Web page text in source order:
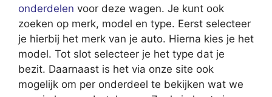
onderdelen voor deze wagen. Je kunt ook
zoeken op merk, model en type. Eerst selecteer
je hierbij het merk van je auto. Hierna kies je het
model. Tot slot selecteer je het type dat je
bezit. Daarnaast is het via onze site ook
mogelijk om per onderdeel te bekijken wat we